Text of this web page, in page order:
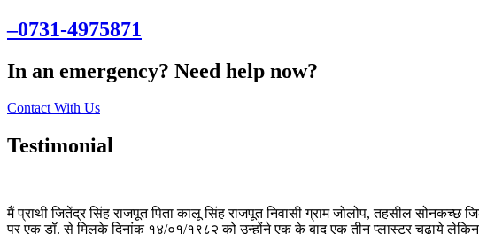
–0731-4975871
In an emergency? Need help now?
Contact With Us
Testimonial
मैं प्राथी जितेंद्र सिंह राजपूत पिता कालू सिंह राजपूत निवासी ग्राम जोलोप, तहसील
पर एक डॉ. से मिलके दिनांक १४/०१/१९८२ को उन्होंने एक के बाद एक तीन प्लास्टर चढ़ाये